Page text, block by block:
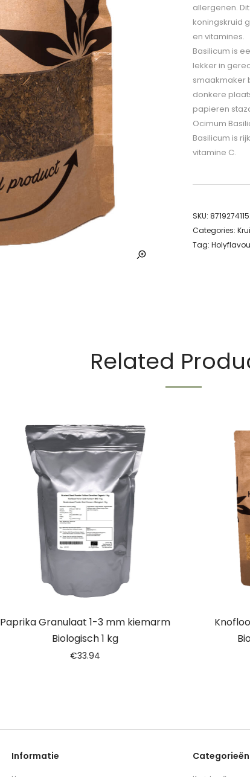
allergenen.
koningskruid
en vitamines.
Basilicum is
lekker in
smaakmaker
donkere
papieren
Ocimum
Basilicum is
vitamine C.
SKU:
Categories:
Tag:
Related
Paprika Granulaat 1-3 mm kiemarm
Biologisch 1 kg
€33.94
Informatie Categorieën